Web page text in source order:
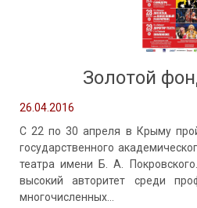
Золотой
26.04.2016
С 22 по 30 апреля в Крыму
государственного
театра имени Б. А.
высокий авторитет среди
многочисленных…